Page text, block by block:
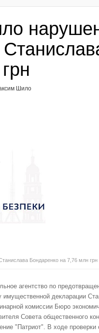
Шило
Бондаренко на 7,76 млн грн
агентство по
имущественной декларации
комиссии Бюро
Совета общественного
"Патриот". В ходе